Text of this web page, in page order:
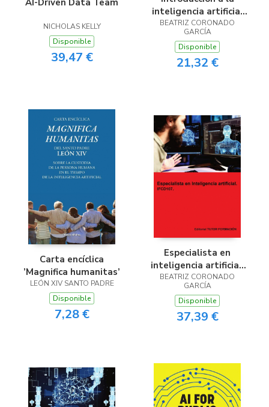
NICHOLAS KELLY
Disponible
39,47 €
inteligencia artificial
para el bien social.
IFCD0191.
BEATRIZ CORONADO
GARCÍA
Disponible
21,32 €
Carta encíclica
’Magnifica humanitas’
LEÓN XIV SANTO PADRE
Disponible
7,28 €
Especialista en
inteligencia artificial.
IFCD107.
BEATRIZ CORONADO
GARCÍA
Disponible
37,39 €